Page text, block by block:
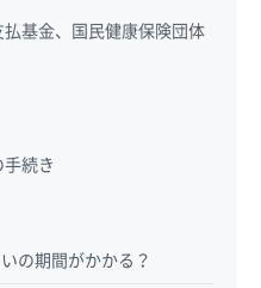
基金、国民健康保険団体
続き
の期間がかかる？